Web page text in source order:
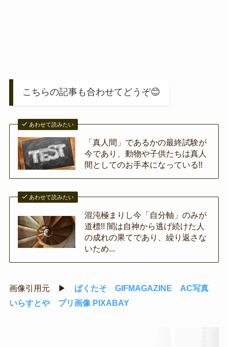
こちらの記事も合わせてどうぞ😊
あわせて読みたい
「真人間」であるかの最終試験が
今であり、動物や子供たちは真人
間としてのお手本になっている!!
あわせて読みたい
混沌極まりし今「自分軸」のみが
道標!! 闇は自神から逃げ続けた人
の成れの果てであり、繰り返さな
いため...
画像引用元 ▶ ぱくたそ GIFMAGAZINE
AC写真
いらすとや
プリ画像 PIXABAY